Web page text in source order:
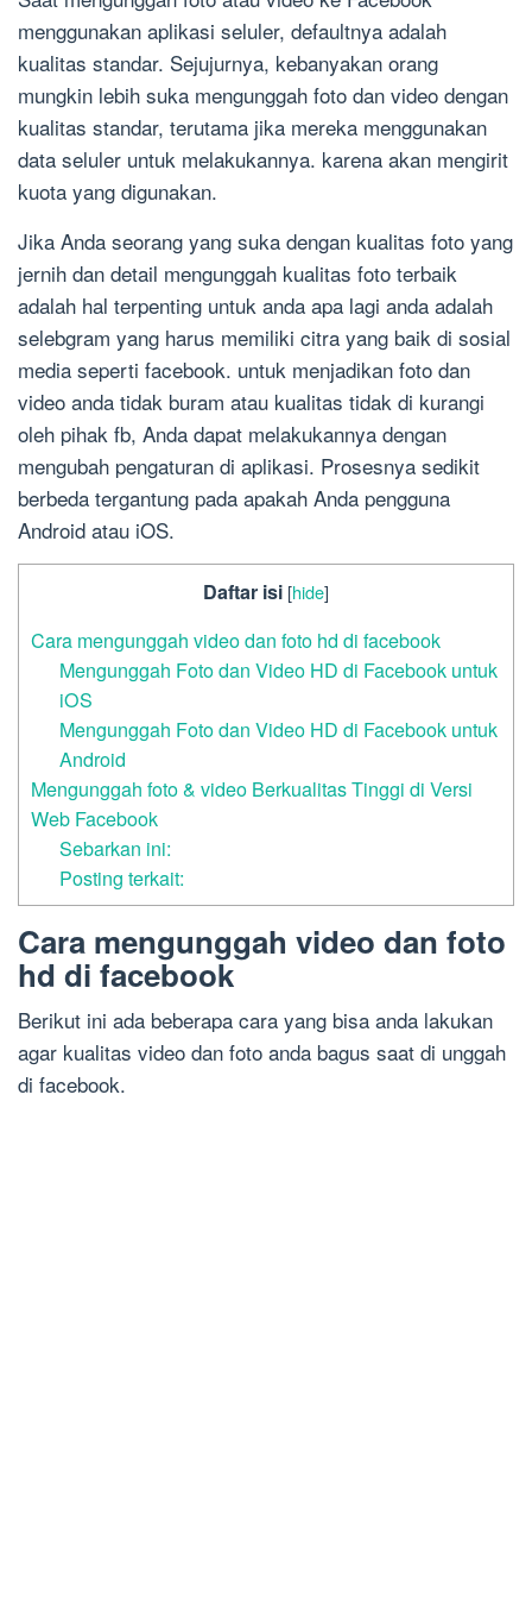
menggunakan aplikasi seluler, defaultnya adalah
kualitas standar. Sejujurnya, kebanyakan orang
mungkin lebih suka mengunggah foto dan video dengan
kualitas standar, terutama jika mereka menggunakan
data seluler untuk melakukannya. karena akan mengirit
kuota yang digunakan.
Jika Anda seorang yang suka dengan kualitas foto yang
jernih dan detail mengunggah kualitas foto terbaik
adalah hal terpenting untuk anda apa lagi anda adalah
selebgram yang harus memiliki citra yang baik di sosial
media seperti facebook. untuk menjadikan foto dan
video anda tidak buram atau kualitas tidak di kurangi
oleh pihak fb, Anda dapat melakukannya dengan
mengubah pengaturan di aplikasi. Prosesnya sedikit
berbeda tergantung pada apakah Anda pengguna
Android atau iOS.
Daftar isi [hide]
Cara mengunggah video dan foto hd di facebook
Mengunggah Foto dan Video HD di Facebook untuk
iOS
Mengunggah Foto dan Video HD di Facebook untuk
Android
Mengunggah foto & video Berkualitas Tinggi di Versi
Web Facebook
Sebarkan ini:
Posting terkait:
Cara mengunggah video dan foto
hd di facebook
Berikut ini ada beberapa cara yang bisa anda lakukan
agar kualitas video dan foto anda bagus saat di unggah
di facebook.